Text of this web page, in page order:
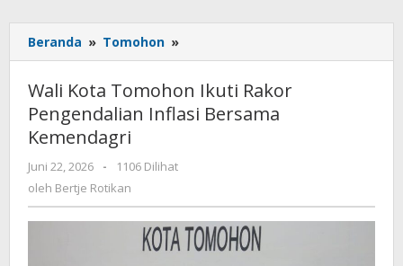
Beranda » Tomohon »
Kota
Tomohon
Ikuti
Rakor
Wali Kota Tomohon Ikuti Rakor
Pengendalian Inflasi Bersama
Kemendagri
Juni 22, 2026
oleh
Bertje
-
1106 Dilihat
oleh Bertje Rotikan